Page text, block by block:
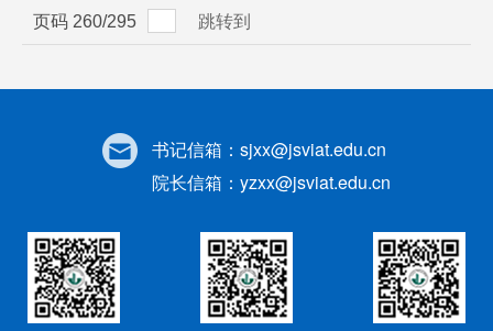
页码 260/295 跳转到
书记信箱： sjxx@jsviat.edu.cn
院长信箱： yzxx@jsviat.edu.cn